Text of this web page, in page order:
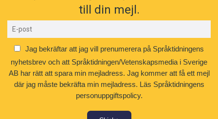
till din mejl.
Jag bekräftar att jag vill prenumerera på Språktidningens
nyhetsbrev och att Språktidningen/Vetenskapsmedia i Sverige
AB har rätt att spara min mejladress. Jag kommer att få ett mejl
där jag måste bekräfta min mejladress. Läs Språktidningens
personuppgiftspolicy.